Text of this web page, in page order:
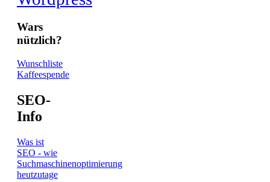
Wars
nützlich?
Wunschliste
Kaffeespende
SEO-
Info
Was ist
SEO - wie
Suchmaschinenoptimierung
heutzutage